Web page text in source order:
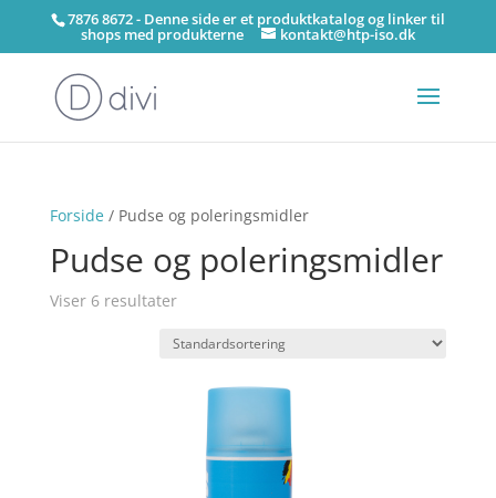
7876 8672 - Denne side er et produktkatalog og linker til
shops med produkterne kontakt@htp-iso.dk
Forside/ Pudse og poleringsmidler
Pudse og poleringsmidler
Viser 6 resultater